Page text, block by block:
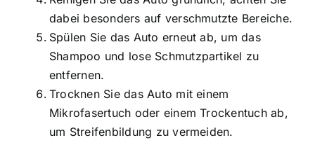
dabei besonders auf verschmutzte Bereiche.
Spülen Sie das Auto erneut ab, um das
Shampoo und lose Schmutzpartikel zu
entfernen.
Trocknen Sie das Auto mit einem
Mikrofasertuch oder einem Trockentuch ab,
um Streifenbildung zu vermeiden.